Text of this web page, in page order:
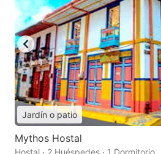
Jardín o patio
Mythos Hostal
Hostal · 2 Huéspedes · 1 Dormitorio